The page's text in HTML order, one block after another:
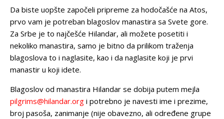
Da biste uopšte započeli pripreme za hodočašće na Atos,
prvo vam je potreban blagoslov manastira sa Svete gore.
Za Srbe je to najčešće Hilandar, ali možete posetiti i
nekoliko manastira, samo je bitno da prilikom traženja
blagoslova to i naglasite, kao i da naglasite koji je prvi
manastir u koji idete.
Blagoslov od manastira Hilandar se dobija putem mejla
pilgrims@hilandar.org i potrebno je navesti ime i prezime,
broj pasoša, zanimanje (nije obavezno, ali određene grupe